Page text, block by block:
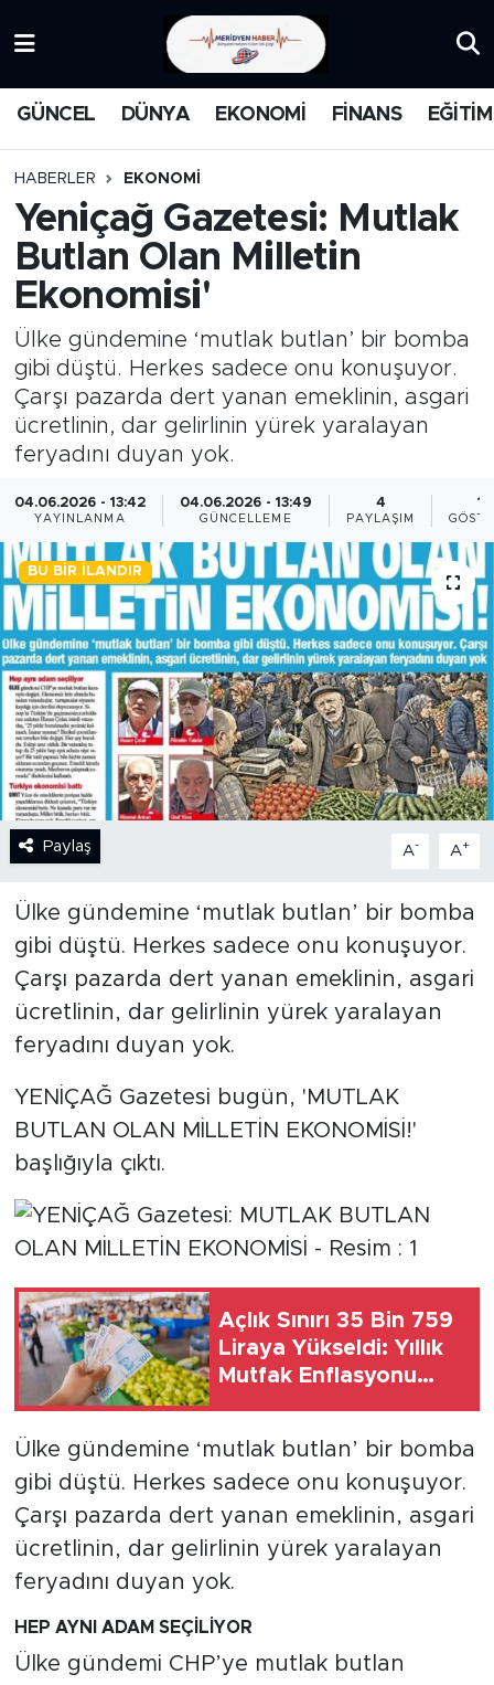
GÜNCEL DÜNYA EKONOMİ FİNANS EĞİTİM
HABERLER EKONOMİ
Yeniçağ Gazetesi: Mutlak
Butlan Olan Milletin
Ekonomisi'
Ülke gündemine ‘mutlak butlan’ bir bomba
gibi düştü. Herkes sadece onu konuşuyor.
Çarşı pazarda dert yanan emeklinin, asgari
ücretlinin, dar gelirlinin yürek yaralayan
feryadını duyan yok.
04.06.2026 - 13:42
YAYINLANMA
04.06.2026 - 13:49
GÜNCELLEME
4
PAYLAŞIM
15
BU BIR İLANDIR
Paylaş A- A+
Ülke gündemine ‘mutlak butlan’ bir bomba
gibi düştü. Herkes sadece onu konuşuyor.
Çarşı pazarda dert yanan emeklinin, asgari
ücretlinin, dar gelirlinin yürek yaralayan
feryadını duyan yok.
YENİÇAĞ Gazetesi bugün, 'MUTLAK
BUTLAN OLAN MİLLETİN EKONOMİSİ!'
başlığıyla çıktı.
Açlık Sınırı 35 Bin 759
Liraya Yükseldi: Yıllık
Mutfak Enflasyonu
Ülke gündemine ‘mutlak butlan’ bir bomba
gibi düştü. Herkes sadece onu konuşuyor.
Çarşı pazarda dert yanan emeklinin, asgari
ücretlinin, dar gelirlinin yürek yaralayan
feryadını duyan yok.
HEP AYNI ADAM SEÇİLİYOR
Ülke gündemi CHP’ye mutlak butlan
MEDYA
FİNANS
DÜNYA
GÜNCEL
RÖPÖRTAJ
ANALİZ
NOSTALJİ
KULİS
YAZARLAR
POLİTİKA
EKONOMİ
SPOR
KÜLTÜR SANAT
YAŞAM
TARİHTEN GÜNÜMÜZE
KADIN
SAĞLIK
MEDYA KÖŞESİ
FOTO GALERİ
ALINTI YAZARLAR
Trafik Durumu
Süper Lig Puan Durumu ve Fikstür
Tüm Manşetler
Son Dakika Haberleri